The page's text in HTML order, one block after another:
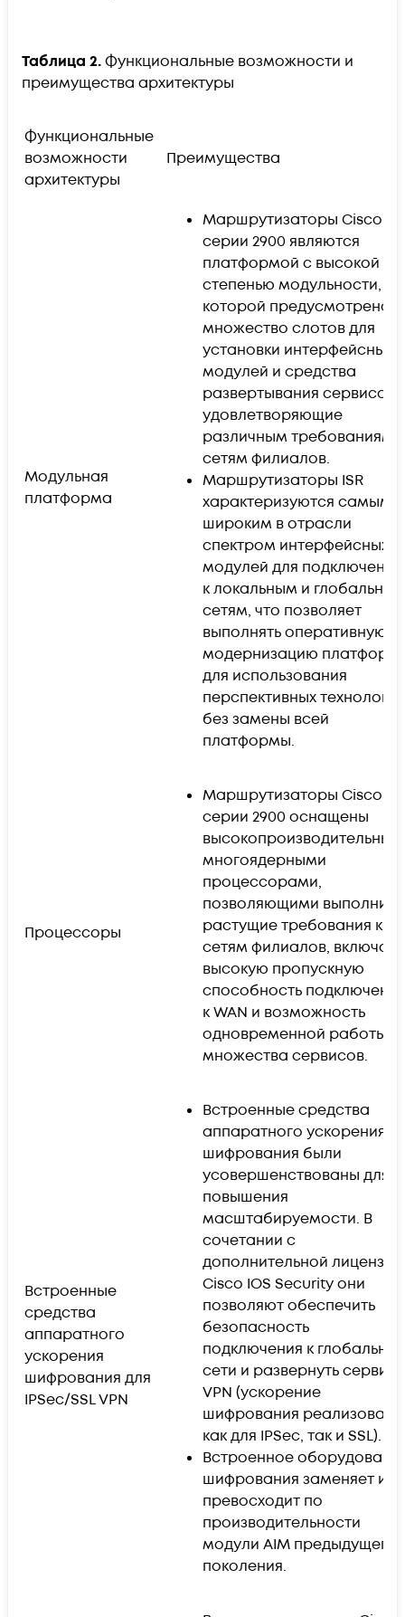
Таблица 2.Функциональные возможности и
преимущества архитектуры
Функциональные
возможности
архитектуры
Преимущества
Модульная
платформа
Маршрутизаторы Cisco
серии 2900 являются
платформой с высокой
степенью модульности, в
которой предусмотрено
множество слотов для
установки интерфейсных
модулей и средства
развертывания сервисов,
удовлетворяющие
различным требованиям к
сетям филиалов.
Маршрутизаторы ISR
характеризуются самым
широким в отрасли
спектром интерфейсных
модулей для подключения
к локальным и глобальным
сетям, что позволяет
выполнять оперативную
модернизацию
для использования
перспективных технологий
без замены всей
платформы.
Процессоры
Маршрутизаторы Cisco
серии 2900 оснащены
многоядерными
процессорами,
позволяющими выполнить
растущие требования к
сетям филиалов, включая
высокую пропускную
способность подключения
к WAN и возможность
одновременной работы
множества сервисов.
Встроенные
средства
аппаратного
ускорения
шифрования для
IPSec/SSL VPN
Встроенные средства
аппаратного ускорения
шифрования были
усовершенствованы для
повышения
масштабируемости. В
сочетании с
дополнительной
Cisco IOS Security они
позволяют обеспечить
безопасность
подключения к глобальной
сети и развернуть
VPN (ускорение
шифрования реализовано
как для IPSec, так и SSL).
Встроенное
шифрования заменяет и
превосходит по
производительности
модули AIM предыдущего
поколения.